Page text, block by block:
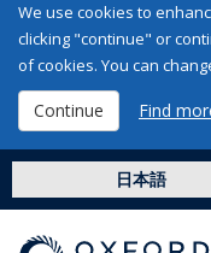
We use cookies to
clicking "continue" or
of cookies. You can
Continue Find
日本語